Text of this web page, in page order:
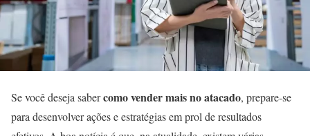
Se você deseja sabercomo vender mais no atacado, prepare-se
para desenvolver ações e estratégias em prol de resultados